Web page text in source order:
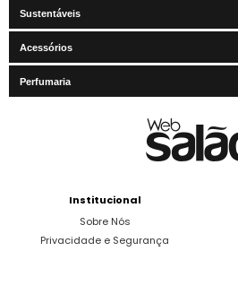
Sustentáveis
Acessórios
Perfumaria
Institucional
Sobre Nós
Privacidade e Segurança